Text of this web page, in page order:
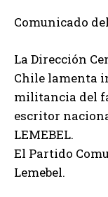
Comunicado
La Dirección
Chile lamenta
militancia del
escritor
LEMEBEL.
El Partido
Lemebel.